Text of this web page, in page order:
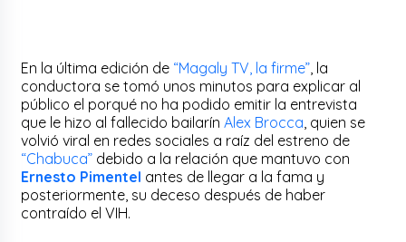
En la última edición de “Magaly TV, la firme” , la
conductora se tomó unos minutos para explicar al
público el porqué no ha podido emitir la entrevista
que le hizo al fallecido bailarínAlex Brocca , quien se
volvió viral en redes sociales a raíz del estreno de
“Chabuca” debido a la relación que mantuvo con
Ernesto Pimentel antes de llegar a la fama y
posteriormente, su deceso después de haber
contraído el VIH.